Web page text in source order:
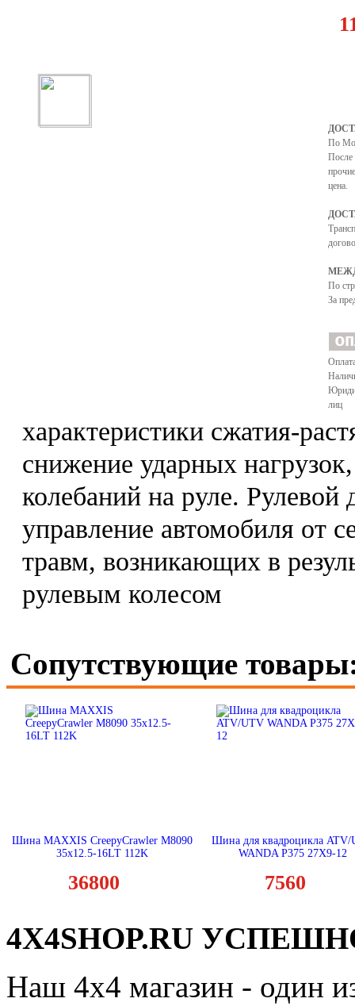
По
После
цена.
По
За
лиц
характеристики сжатия-
снижение ударных
колебаний на руле. Рулевой
управление автомобиля от
травм, возникающих в
рулевым колесом
Сопутствующие
Шина MAXXIS CreepyCrawler M8090
35х12.5-16LT 112K
36800
Шина для квадроцикла ATV/
WANDA P375 27X9-12
7560
4X4SHOP.RU
Наш 4x4 магазин - один